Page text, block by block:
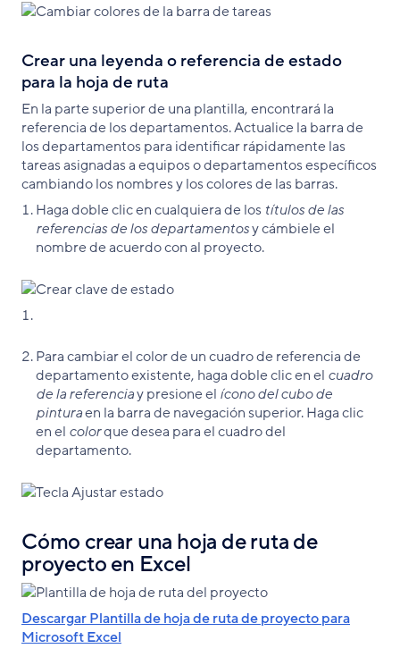
Crear una leyenda o referencia de estado
para la hoja de ruta
En la parte superior de una plantilla, encontrará la
referencia de los departamentos. Actualice la barra de
los departamentos para identificar rápidamente las
tareas asignadas a equipos o departamentos específicos
cambiando los nombres y los colores de las barras.
Haga doble clic en cualquiera de los títulos de las
referencias de los departamentosy cámbiele el
nombre de acuerdo con al proyecto.
Para cambiar el color de un cuadro de referencia de
departamento existente, haga doble clic en el cuadro
de la referenciay presione el ícono del cubo de
pinturaen la barra de navegación superior. Haga clic
en el colorque desea para el cuadro del
departamento.
Cómo crear una hoja de ruta de
proyecto en Excel
Descargar Plantilla de hoja de ruta de proyecto para
Microsoft Excel